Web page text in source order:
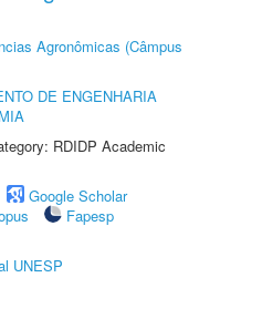
Agronômicas (Câmpus
DE ENGENHARIA
RDIDP Academic
Google Scholar
Fapesp
UNESP